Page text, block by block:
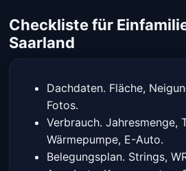
Checkliste für
Saarland
Dachdaten. Fläche,
Fotos.
Verbrauch. Jahresmenge,
Wärmepumpe, E-Auto.
Belegungsplan. Strings,